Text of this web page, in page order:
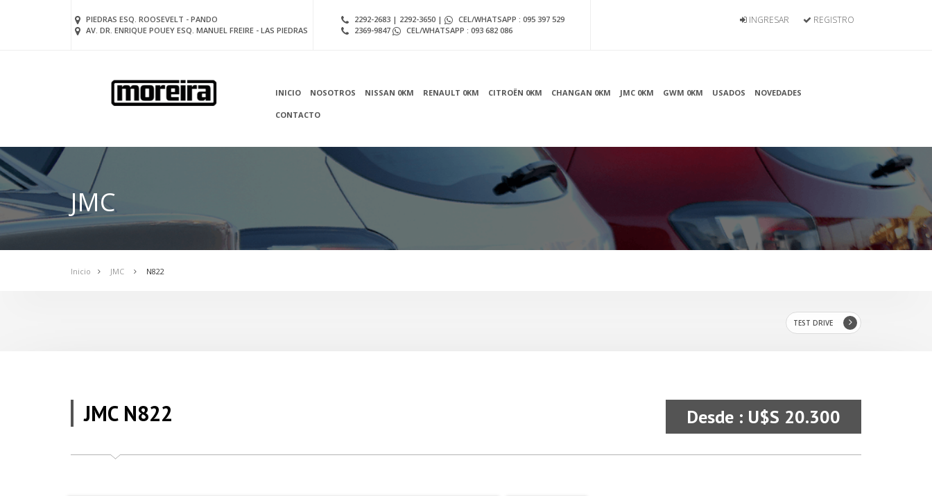
PIEDRAS ESQ. ROOSEVELT - PANDO
AV. DR. ENRIQUE POUEY ESQ. MANUEL FREIRE - LAS PIEDRAS
2292-2683 | 2292-3650 |
CEL/WHATSAPP : 095 397 529
2369-9847
CEL/WHATSAPP : 093 682 086
REGISTRO
INGRESAR
INICIO NOSOTROS NISSAN 0KM RENAULT 0KM CITROËN 0KM CHANGAN 0KM JMC 0KM GWM 0KM USADOS NOVEDADES
CONTACTO
JMC
Inicio JMC N822
TEST DRIVE
JMC N822 Desde : U$S 20.300